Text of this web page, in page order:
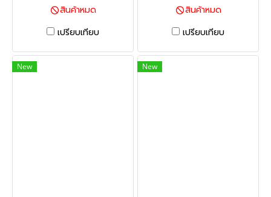
connection
สินค้าหมด
เปรียบเทียบ
สินค้าหมด
เปรียบเทียบ
New New